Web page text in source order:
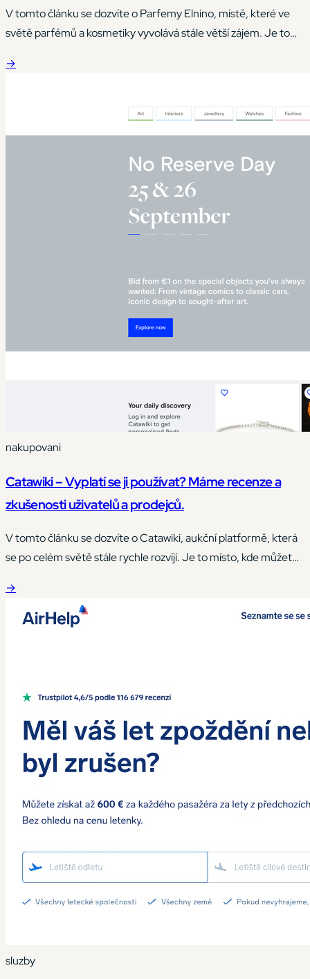
V tomto článku se dozvíte o Parfemy Elnino, místě, které ve
světě parfémů a kosmetiky vyvolává stále větší zájem. Je to
sofistikovaných vůní, najdou poměrně dost fascinujících
abyste před rozhodnutím získali potřebné informace. Zjistíme,
→
nakupovani
Catawiki – Vyplatí se ji používat? Máme recenze a
zkušenosti uživatelů a prodejců.
V tomto článku se dozvíte o Catawiki, aukční platformě, která
se po celém světě stále rychle rozvíjí. Je to místo, kde můžete
odborníky. Klíčové jsou vaše zkušenosti – podělte se s námi o
ně a my zjistíme, jak to skutečně funguje. Co je Catawiki?
→
sluzby